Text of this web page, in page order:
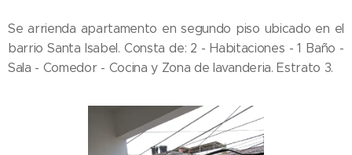
Se arrienda apartamento en segundo piso ubicado en el
barrio Santa Isabel. Consta de: 2 - Habitaciones - 1 Baño -
Sala - Comedor - Cocina y Zona de lavanderia. Estrato 3.